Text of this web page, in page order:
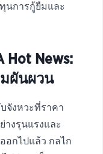
นการกู้ยืมและ
Hot News:
ผันผวน
จังหวะที่ราคา
างรุนแรงและ
อกไปแล้ว กลไก